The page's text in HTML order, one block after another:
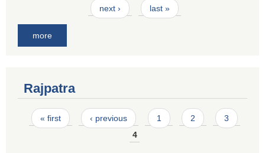
next › last »
more
Rajpatra
Pages
« first ‹ previous 1 2
3
4